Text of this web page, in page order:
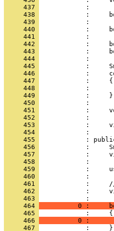
     437
     438
     439
     440
     441
     442
     443
     444
     445
     446
     447
     448
     449
     450
     451
     452
     453
     454
     455
     456
     457
     458
     459
     460
     461
     462
:
     463
     464
0 :
     465
     466
0 :
     467
            :     }